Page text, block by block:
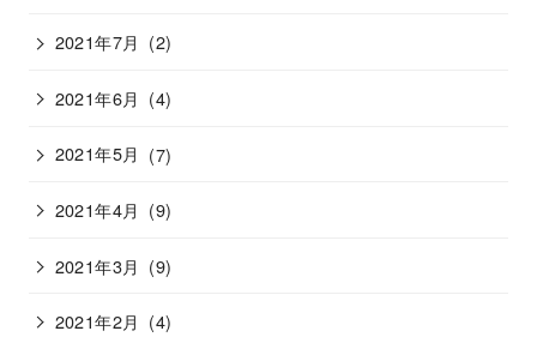
2021年7月 (2)
2021年6月 (4)
2021年5月 (7)
2021年4月 (9)
2021年3月 (9)
2021年2月 (4)